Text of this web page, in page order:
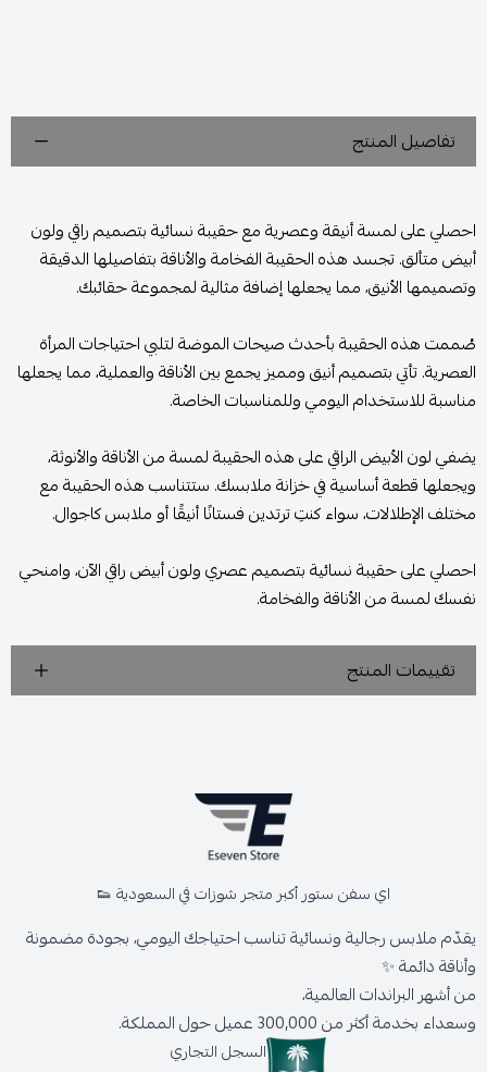
تفاصيل المنتج
احصلي على لمسة أنيقة وعصرية مع حقيبة نسائية بتصميم راقي ولون
أبيض متألق. تجسد هذه الحقيبة الفخامة والأناقة بتفاصيلها الدقيقة
وتصميمها الأنيق، مما يجعلها إضافة مثالية لمجموعة حقائبك.
صُممت هذه الحقيبة بأحدث صيحات الموضة لتلبي احتياجات المرأة
العصرية. تأتي بتصميم أنيق ومميز يجمع بين الأناقة والعملية، مما يجعلها
مناسبة للاستخدام اليومي وللمناسبات الخاصة.
يضفي لون الأبيض الراقي على هذه الحقيبة لمسة من الأناقة والأنوثة،
ويجعلها قطعة أساسية في خزانة ملابسك. ستتناسب هذه الحقيبة مع
مختلف الإطلالات، سواء كنتِ ترتدين فستانًا أنيقًا أو ملابس كاجوال.
احصلي على حقيبة نسائية بتصميم عصري ولون أبيض راقي الآن، وامنحي
نفسك لمسة من الأناقة والفخامة.
تقييمات المنتج
اي سفن ستور أكبر متجر شوزات في السعودية 👟
يقدّم ملابس رجالية ونسائية تناسب احتياجك اليومي، بجودة مضمونة
وأناقة دائمة ✨
من أشهر البراندات العالمية،
وسعداء بخدمة أكثر من 300,000 عميل حول المملكة.
السجل التجاري